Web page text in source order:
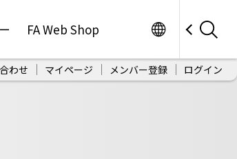
FA Web Shop
わせ マイページ メンバー登録 ログイン